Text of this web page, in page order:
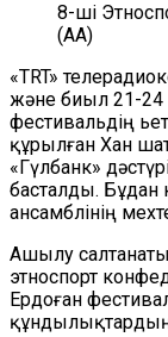
8-ші
(AA)
«TRT»
және биыл 21-24
фестивальдің
құрылған Хан
«Гүлбанк»
басталды. Бұдан
ансамблінің
Ашылу
этноспорт
Ердоған